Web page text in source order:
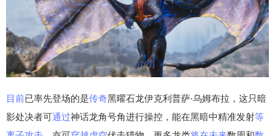
目前已率先登场的是传奇黑曜石龙伊克利普萨·乌姆布拉，这只暗
影处决者可通过神话龙角号角进行操控，能在黑暗中精准发射等